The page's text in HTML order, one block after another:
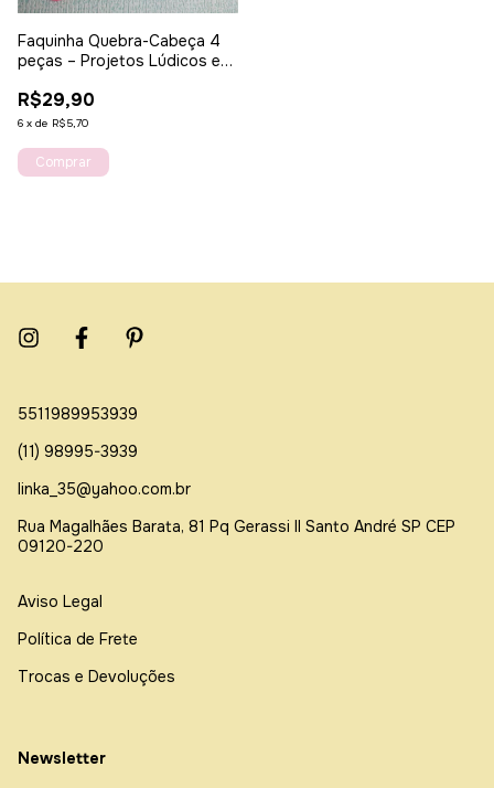
Faquinha Quebra-Cabeça 4
peças – Projetos Lúdicos e
R$29,90
6 x de R$5,70
5511989953939
(11) 98995-3939
linka_35@yahoo.com.br
Rua Magalhães Barata, 81 Pq Gerassi ll Santo André SP CEP
09120-220
Aviso Legal
Política de Frete
Trocas e Devoluções
Newsletter